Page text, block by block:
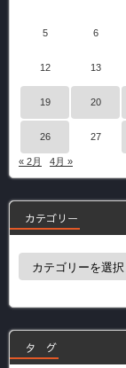
5 6
12 13
19 20
26 27
« 2月 4月 »
カテゴリー
カ
ー
タ グ